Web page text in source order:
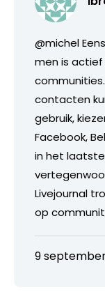
@michel
men is
contacten
gebruik,
Facebook,
in het
Livejournal
op
9